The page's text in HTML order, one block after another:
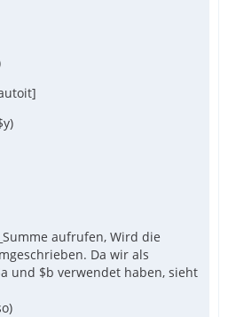
aufrufen, Wird die
Da wir als
und $b verwendet haben, sieht